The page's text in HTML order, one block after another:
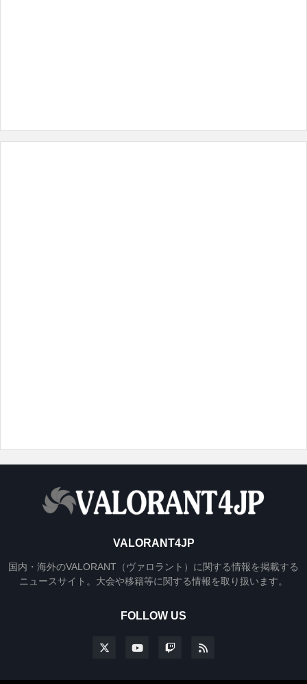
VALORANT4JP
国内・海外のVALORANT（ヴァロラント）に関する情報を掲載する
ニュースサイト。大会や移籍等に関する情報を取り扱います。
FOLLOW US